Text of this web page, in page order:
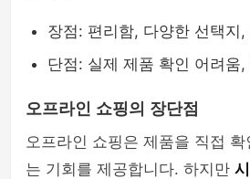
장점: 편리함, 다양한 선택지,
단점: 실제 제품 확인 어려움
오프라인 쇼핑의 장단점
오프라인 쇼핑은 제품을 직접
는 기회를 제공합니다. 하지만